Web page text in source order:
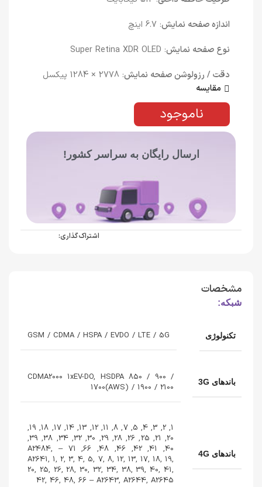
اندازه صفحه نمایش: 6.7 اینچ
نوع صفحه نمایش: Super Retina XDR OLED
دقت / رزولوشن صفحه نمایش: 2778 × 1284 پیکسل
مقایسه
ناموجود
ارسال رایگان به سراسر کشور!
اشتراک گذاری:
مشخصات
شبکه:
تکنولوژی GSM / CDMA / HSPA / EVDO / LTE / 5G
باندهای 3G
CDMA2000 1xEV-DO, HSDPA 850 / 900 /
1700(AWS) / 1900 / 2100
باندهای 4G
1, 2, 3, 4, 5, 7, 8, 11, 12, 13, 14, 17, 18, 19,
20, 21, 25, 26, 28, 29, 30, 32, 34, 38, 39,
40, 41, 42, 46, 48, 66, 71 – A2484,
A2641, 1, 2, 3, 4, 5, 7, 8, 12, 13, 17, 18, 19,
20, 25, 26, 28, 30, 32, 34, 38, 39, 40, 41,
42, 46, 48, 66 – A2643, A2644, A2645